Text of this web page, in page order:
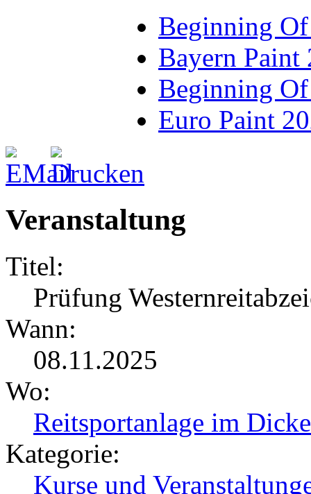
Beginning
Bayern Paint
Beginning
Euro Paint
Veranstaltung
Titel:
Prüfung
Wann:
08.11.2025
Wo:
Reitsportanlage im
Kategorie:
Kurse und